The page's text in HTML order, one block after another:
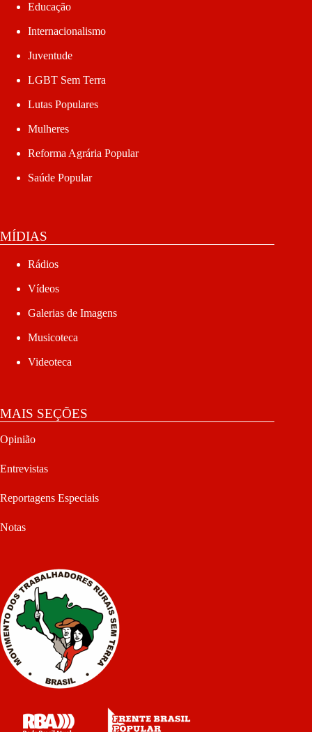
Educação
Internacionalismo
Juventude
LGBT Sem Terra
Lutas Populares
Mulheres
Reforma Agrária Popular
Saúde Popular
MÍDIAS
Rádios
Vídeos
Galerias de Imagens
Musicoteca
Videoteca
MAIS SEÇÕES
Opinião
Entrevistas
Reportagens Especiais
Notas